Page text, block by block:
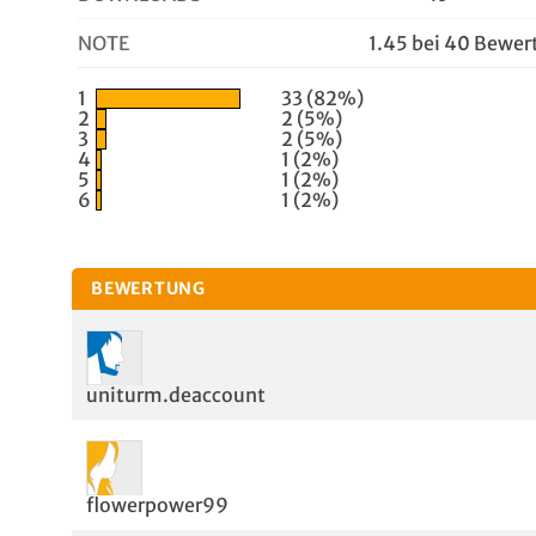
NOTE 1.45 bei 40
1
33 (82%)
2
2 (5%)
3
2 (5%)
4
1 (2%)
5
1 (2%)
6
1 (2%)
BEWERTUNG
uniturm.deaccount
flowerpower99